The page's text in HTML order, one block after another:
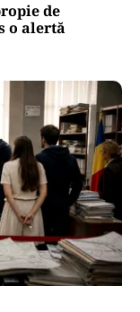
de
o alertă